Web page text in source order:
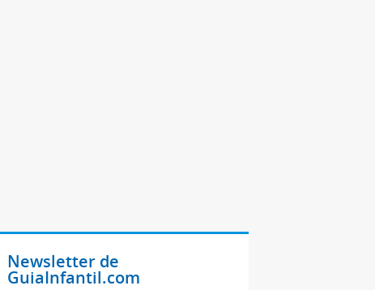
Newsletter de
GuiaInfantil.com